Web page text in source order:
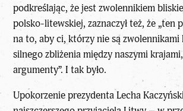
podkreślając, że jest zwolennikiem
polsko-litewskiej, zaznaczył też, że „ten
na to, aby ci, którzy nie są
silnego zbliżenia między naszymi
argumenty”. I tak było.
Upokorzenie prezydenta Lecha